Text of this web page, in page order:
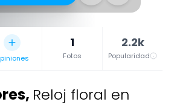
1
Fotos
2.2k
Popularidad
, Reloj floral en